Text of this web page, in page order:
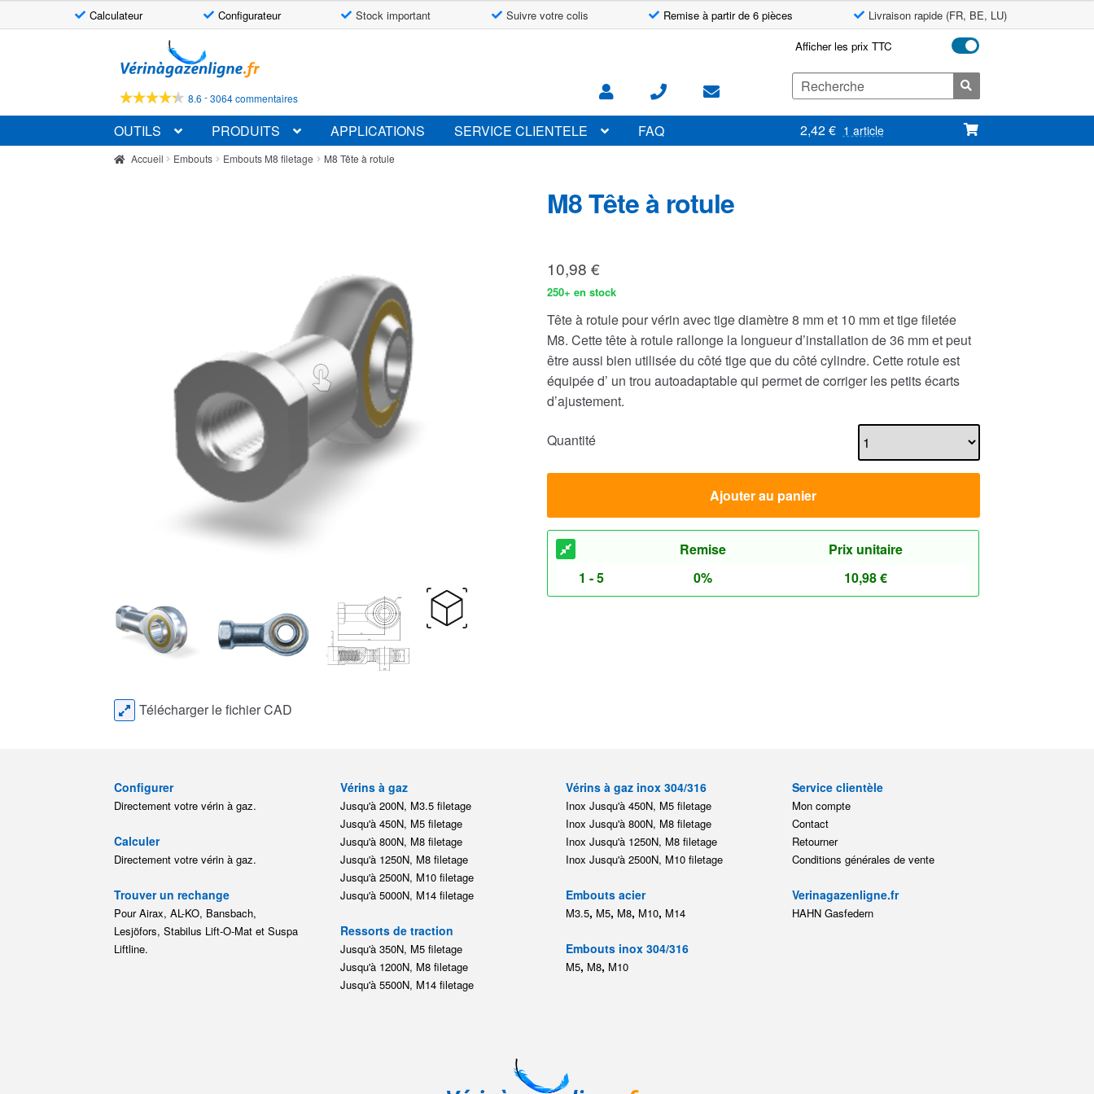
Calculateur Configurateur Stock important Suivre votre colis Remise à partir de 6 pièces Livraison rapide (FR, BE, LU)
à
la
navigation
au
contenu
8.6 -3064 commentaires
Afficher les prix TTC
Search
for:
OUTILS PRODUITS APPLICATIONS SERVICE CLIENTELE FAQ 2,42€ 1 article
Accueil Embouts Embouts M8 filetage M8 Tête à rotule
M8 Tête à rotule
10,98 €
250+ en stock
Tête à rotule pour vérin avec tige diamètre 8 mm et 10 mm et tige filetée
M8. Cette tête à rotule rallonge la longueur d’installation de 36 mm et peut
être aussi bien utilisée du côté tige que du côté cylindre. Cette rotule est
équipée d’ un trou autoadaptable qui permet de corriger les petits écarts
d’ajustement.
Quantité
Ajouter au panier
Remise
Prix unitaire
1 - 5
0% 10,98€
Télécharger le fichier CAD
Configurer
Directement votre vérin à gaz.
Calculer
Directement votre vérin à gaz.
Trouver un rechange
Pour Airax, AL-KO, Bansbach,
Lesjöfors, Stabilus Lift-O-Mat et Suspa
Liftline.
Vérins à gaz
Jusqu'à 200N, M3.5 filetage
Jusqu'à 450N, M5 filetage
Jusqu'à 800N, M8 filetage
Jusqu'à 1250N, M8 filetage
Jusqu'à 2500N, M10 filetage
Jusqu'à 5000N, M14 filetage
Ressorts de traction
Jusqu'à 350N, M5 filetage
Jusqu'à 1200N, M8 filetage
Jusqu'à 5500N, M14 filetage
Vérins à gaz inox 304/316
Inox Jusqu'à 450N, M5 filetage
Inox Jusqu'à 800N, M8 filetage
Inox Jusqu'à 1250N, M8 filetage
Inox Jusqu'à 2500N, M10 filetage
Embouts acier
M3.5, M5, M8, M10, M14
Embouts inox 304/316
M5, M8, M10
Service clientèle
Mon compte
Contact
Retourner
Conditions générales de vente
Verinagazenligne.fr
HAHN Gasfedern